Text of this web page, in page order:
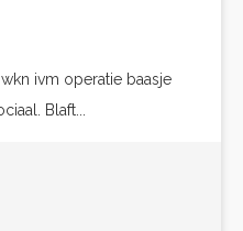
ivm operatie baasje
Blaft...